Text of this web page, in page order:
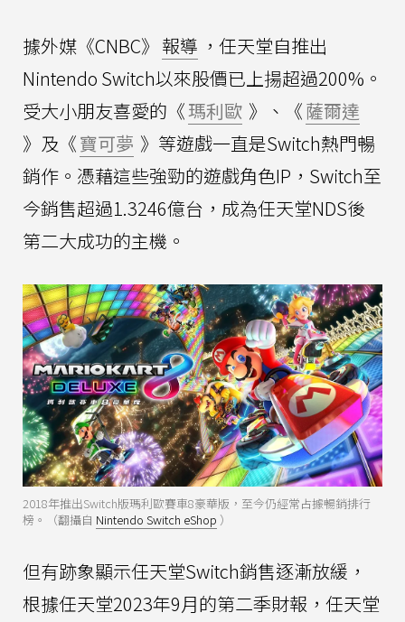
據外媒《CNBC》 報導 ，任天堂自推出
Nintendo Switch以來股價已上揚超過200%。
受大小朋友喜愛的《瑪利歐 》、《薩爾達
》及《寶可夢 》等遊戲一直是Switch熱門暢
銷作。憑藉這些強勁的遊戲角色IP，Switch至
今銷售超過1.3246億台，成為任天堂NDS後
第二大成功的主機。
2018年推出Switch版瑪利歐賽車8豪華版，至今仍經常占據暢銷排行
榜。（翻攝自 Nintendo Switch eShop ）
但有跡象顯示任天堂Switch銷售逐漸放緩，
根據任天堂2023年9月的第二季財報，任天堂